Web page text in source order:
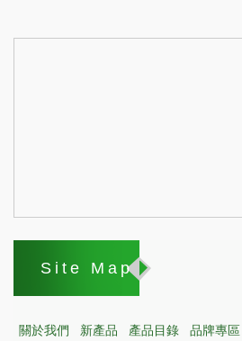
Site Map
關於我們 新產品 產品目錄 品牌專區